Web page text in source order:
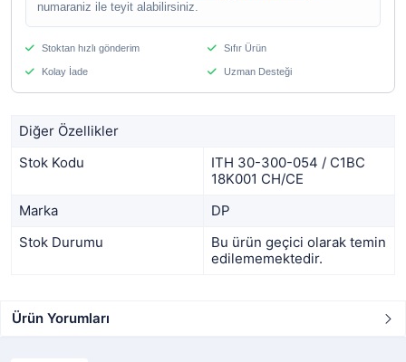
numaraniz ile teyit alabilirsiniz.
Stoktan hızlı gönderim Sıfır Ürün
Kolay İade Uzman Desteği
Diğer Özellikler
Stok Kodu
ITH 30-300-054 / C1BC
18K001 CH/CE
Marka
DP
Stok Durumu
Bu ürün geçici olarak temin
edilememektedir.
Ürün Yorumları